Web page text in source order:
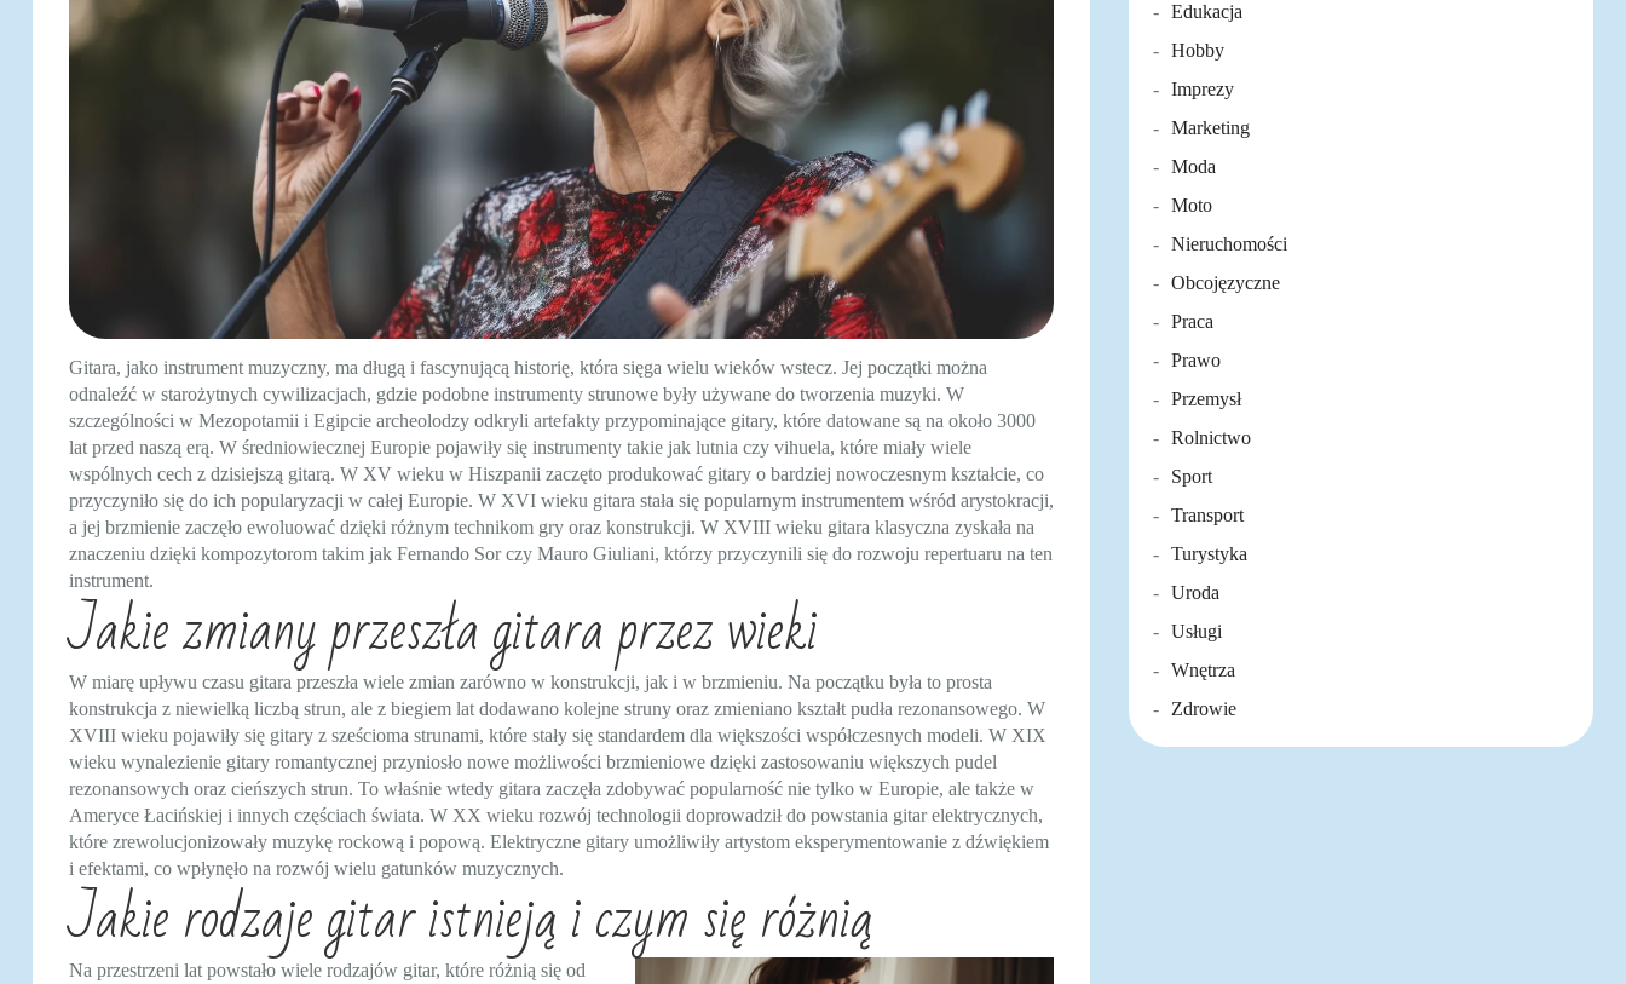
Gitara, jako instrument muzyczny, ma długą i fascynującą historię, która sięga wielu wieków wstecz. Jej początki można
odnaleźć w starożytnych cywilizacjach, gdzie podobne instrumenty strunowe były używane do tworzenia muzyki. W
szczególności w Mezopotamii i Egipcie archeolodzy odkryli artefakty przypominające gitary, które datowane są na około 3000
lat przed naszą erą. W średniowiecznej Europie pojawiły się instrumenty takie jak lutnia czy vihuela, które miały wiele
wspólnych cech z dzisiejszą gitarą. W XV wieku w Hiszpanii zaczęto produkować gitary o bardziej nowoczesnym kształcie, co
przyczyniło się do ich popularyzacji w całej Europie. W XVI wieku gitara stała się popularnym instrumentem wśród arystokracji,
a jej brzmienie zaczęło ewoluować dzięki różnym technikom gry oraz konstrukcji. W XVIII wieku gitara klasyczna zyskała na
znaczeniu dzięki kompozytorom takim jak Fernando Sor czy Mauro Giuliani, którzy przyczynili się do rozwoju repertuaru na ten
instrument.
Jakie zmiany przeszła gitara przez wieki
W miarę upływu czasu gitara przeszła wiele zmian zarówno w konstrukcji, jak i w brzmieniu. Na początku była to prosta
konstrukcja z niewielką liczbą strun, ale z biegiem lat dodawano kolejne struny oraz zmieniano kształt pudła rezonansowego. W
XVIII wieku pojawiły się gitary z sześcioma strunami, które stały się standardem dla większości współczesnych modeli. W XIX
wieku wynalezienie gitary romantycznej przyniosło nowe możliwości brzmieniowe dzięki zastosowaniu większych pudel
rezonansowych oraz cieńszych strun. To właśnie wtedy gitara zaczęła zdobywać popularność nie tylko w Europie, ale także w
Ameryce Łacińskiej i innych częściach świata. W XX wieku rozwój technologii doprowadził do powstania gitar elektrycznych,
które zrewolucjonizowały muzykę rockową i popową. Elektryczne gitary umożliwiły artystom eksperymentowanie z dźwiękiem
i efektami, co wpłynęło na rozwój wielu gatunków muzycznych.
Jakie rodzaje gitar istnieją i czym się różnią
Na przestrzeni lat powstało wiele rodzajów gitar, które różnią się od
Edukacja
Hobby
Imprezy
Marketing
Moda
Moto
Nieruchomości
Obcojęzyczne
Praca
Prawo
Przemysł
Rolnictwo
Sport
Transport
Turystyka
Uroda
Usługi
Wnętrza
Zdrowie